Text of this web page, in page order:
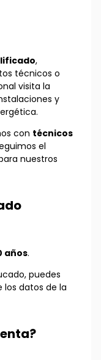
,
técnicos o
visita la
y
con técnicos
el
nuestros
años.
puedes
los datos de la